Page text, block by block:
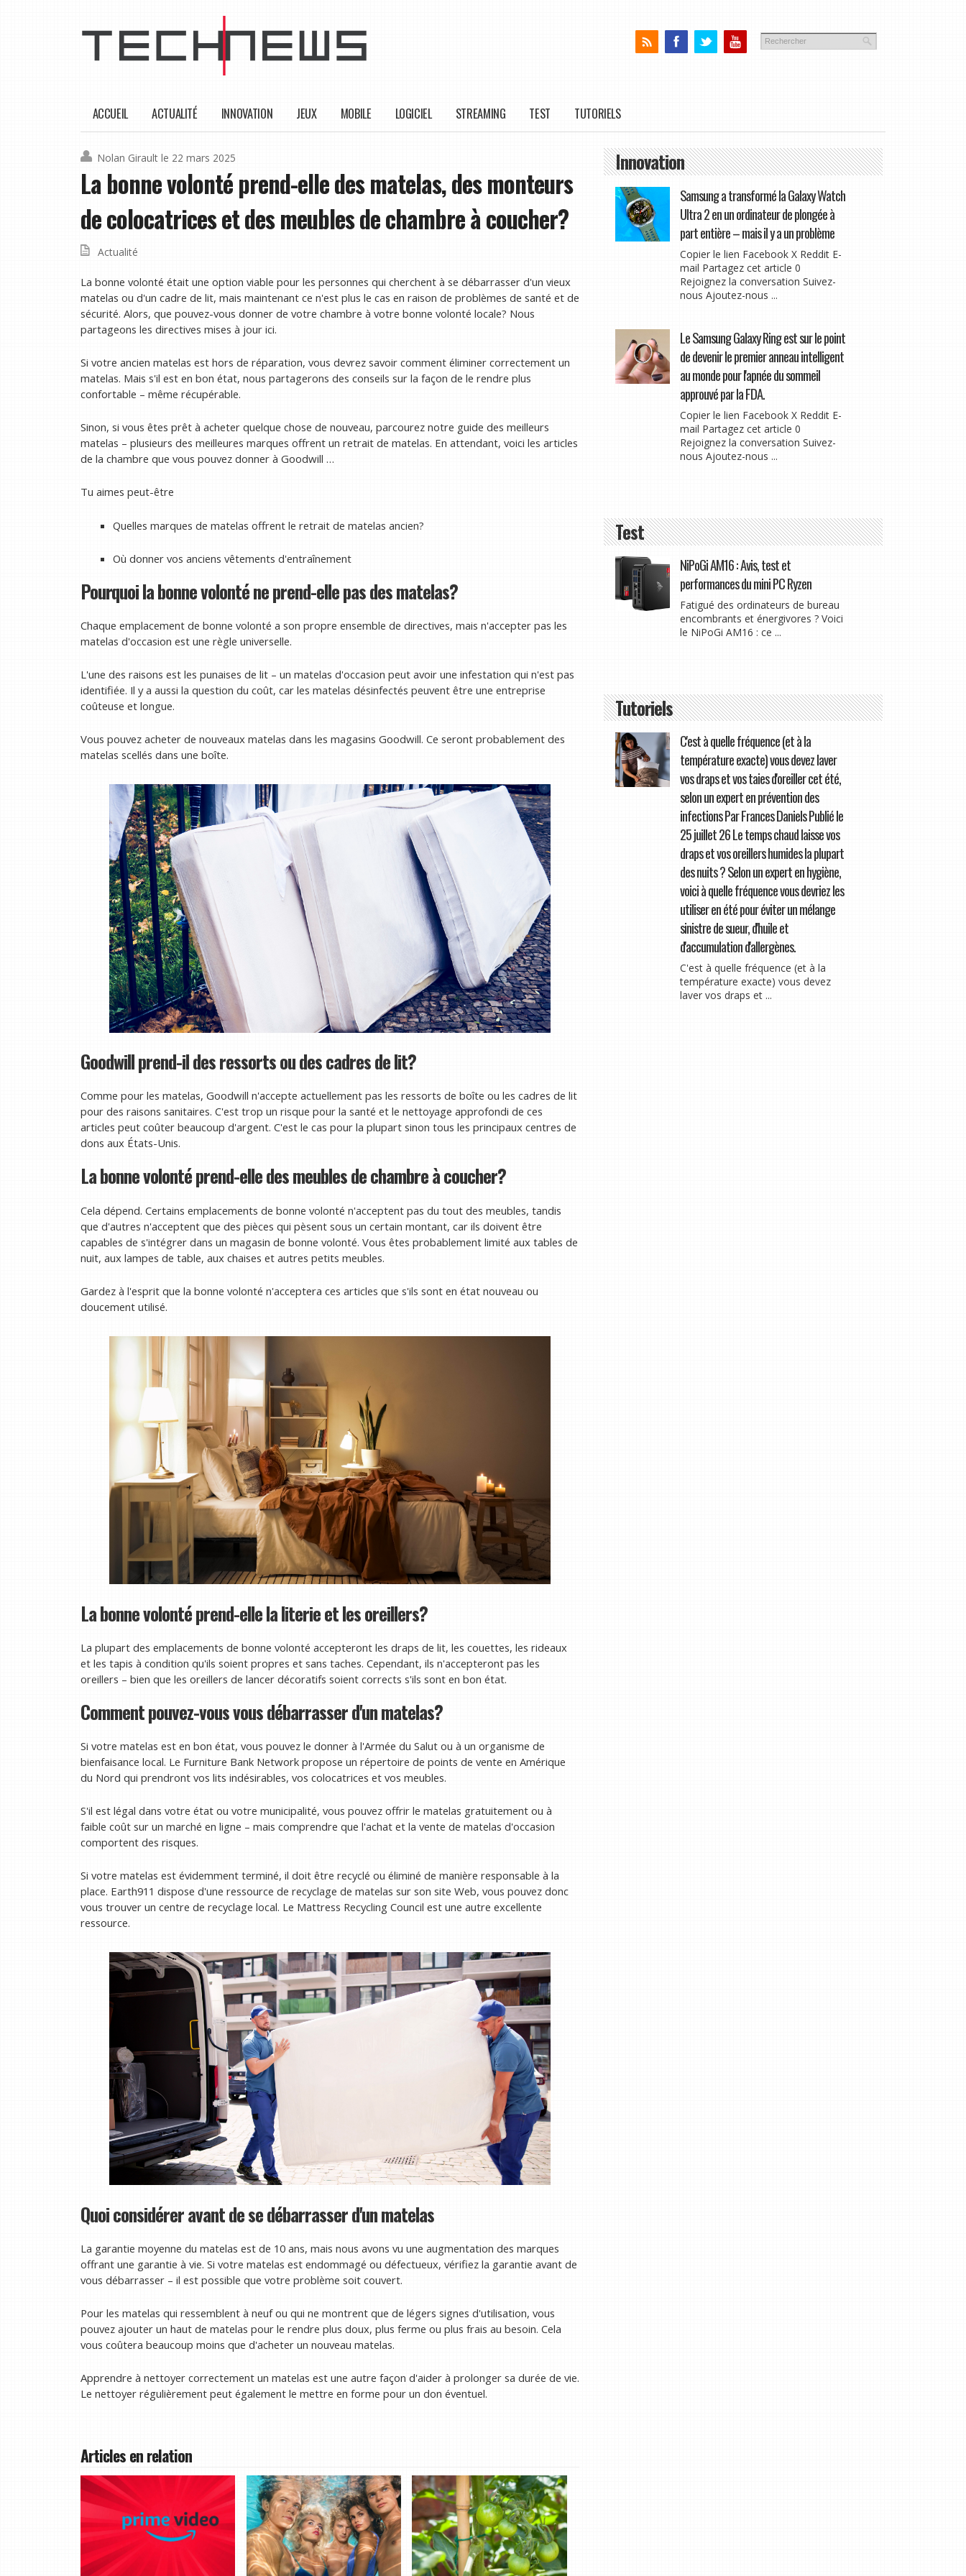
ACCUEIL ACTUALITÉ INNOVATION JEUX MOBILE LOGICIEL STREAMING TEST TUTORIELS
Nolan Girault le 22 mars 2025
La bonne volonté prend-elle des matelas, des monteurs
de colocatrices et des meubles de chambre à coucher?
Actualité
La bonne volonté était une option viable pour les personnes qui cherchent à se débarrasser d'un vieux
matelas ou d'un cadre de lit, mais maintenant ce n'est plus le cas en raison de problèmes de santé et de
sécurité. Alors, que pouvez-vous donner de votre chambre à votre bonne volonté locale? Nous
partageons les directives mises à jour ici.
Si votre ancien matelas est hors de réparation, vous devrez savoir comment éliminer correctement un
matelas. Mais s'il est en bon état, nous partagerons des conseils sur la façon de le rendre plus
confortable – même récupérable.
Sinon, si vous êtes prêt à acheter quelque chose de nouveau, parcourez notre guide des meilleurs
matelas – plusieurs des meilleures marques offrent un retrait de matelas. En attendant, voici les articles
de la chambre que vous pouvez donner à Goodwill …
Tu aimes peut-être
Quelles marques de matelas offrent le retrait de matelas ancien?
Où donner vos anciens vêtements d'entraînement
Pourquoi la bonne volonté ne prend-elle pas des matelas?
Chaque emplacement de bonne volonté a son propre ensemble de directives, mais n'accepter pas les
matelas d'occasion est une règle universelle.
L'une des raisons est les punaises de lit – un matelas d'occasion peut avoir une infestation qui n'est pas
identifiée. Il y a aussi la question du coût, car les matelas désinfectés peuvent être une entreprise
coûteuse et longue.
Vous pouvez acheter de nouveaux matelas dans les magasins Goodwill. Ce seront probablement des
matelas scellés dans une boîte.
Goodwill prend-il des ressorts ou des cadres de lit?
Comme pour les matelas, Goodwill n'accepte actuellement pas les ressorts de boîte ou les cadres de lit
pour des raisons sanitaires. C'est trop un risque pour la santé et le nettoyage approfondi de ces
articles peut coûter beaucoup d'argent. C'est le cas pour la plupart sinon tous les principaux centres de
dons aux États-Unis.
La bonne volonté prend-elle des meubles de chambre à coucher?
Cela dépend. Certains emplacements de bonne volonté n'acceptent pas du tout des meubles, tandis
que d'autres n'acceptent que des pièces qui pèsent sous un certain montant, car ils doivent être
capables de s'intégrer dans un magasin de bonne volonté. Vous êtes probablement limité aux tables de
nuit, aux lampes de table, aux chaises et autres petits meubles.
Gardez à l'esprit que la bonne volonté n'acceptera ces articles que s'ils sont en état nouveau ou
doucement utilisé.
La bonne volonté prend-elle la literie et les oreillers?
La plupart des emplacements de bonne volonté accepteront les draps de lit, les couettes, les rideaux
et les tapis à condition qu'ils soient propres et sans taches. Cependant, ils n'accepteront pas les
oreillers – bien que les oreillers de lancer décoratifs soient corrects s'ils sont en bon état.
Comment pouvez-vous vous débarrasser d'un matelas?
Si votre matelas est en bon état, vous pouvez le donner à l'Armée du Salut ou à un organisme de
bienfaisance local. Le Furniture Bank Network propose un répertoire de points de vente en Amérique
du Nord qui prendront vos lits indésirables, vos colocatrices et vos meubles.
S'il est légal dans votre état ou votre municipalité, vous pouvez offrir le matelas gratuitement ou à
faible coût sur un marché en ligne – mais comprendre que l'achat et la vente de matelas d'occasion
comportent des risques.
Si votre matelas est évidemment terminé, il doit être recyclé ou éliminé de manière responsable à la
place. Earth911 dispose d'une ressource de recyclage de matelas sur son site Web, vous pouvez donc
vous trouver un centre de recyclage local. Le Mattress Recycling Council est une autre excellente
ressource.
Quoi considérer avant de se débarrasser d'un matelas
La garantie moyenne du matelas est de 10 ans, mais nous avons vu une augmentation des marques
offrant une garantie à vie. Si votre matelas est endommagé ou défectueux, vérifiez la garantie avant de
vous débarrasser – il est possible que votre problème soit couvert.
Pour les matelas qui ressemblent à neuf ou qui ne montrent que de légers signes d'utilisation, vous
pouvez ajouter un haut de matelas pour le rendre plus doux, plus ferme ou plus frais au besoin. Cela
vous coûtera beaucoup moins que d'acheter un nouveau matelas.
Apprendre à nettoyer correctement un matelas est une autre façon d'aider à prolonger sa durée de vie.
Le nettoyer régulièrement peut également le mettre en forme pour un don éventuel.
Articles en relation
Innovation
Samsung a transformé la Galaxy Watch
Ultra 2 en un ordinateur de plongée à
part entière – mais il y a un problème
Copier le lien Facebook X Reddit E-
mail Partagez cet article 0
Rejoignez la conversation Suivez-
nous Ajoutez-nous ...
Le Samsung Galaxy Ring est sur le point
de devenir le premier anneau intelligent
au monde pour l'apnée du sommeil
approuvé par la FDA.
Copier le lien Facebook X Reddit E-
mail Partagez cet article 0
Rejoignez la conversation Suivez-
nous Ajoutez-nous ...
Test
NiPoGi AM16 : Avis, test et
performances du mini PC Ryzen
Fatigué des ordinateurs de bureau
encombrants et énergivores ? Voici
le NiPoGi AM16 : ce ...
Tutoriels
C'est à quelle fréquence (et à la
température exacte) vous devez laver
vos draps et vos taies d'oreiller cet été,
selon un expert en prévention des
infections Par Frances Daniels Publié le
25 juillet 26 Le temps chaud laisse vos
draps et vos oreillers humides la plupart
des nuits ? Selon un expert en hygiène,
voici à quelle fréquence vous devriez les
utiliser en été pour éviter un mélange
sinistre de sueur, d'huile et
d'accumulation d'allergènes.
C'est à quelle fréquence (et à la
température exacte) vous devez
laver vos draps et ...